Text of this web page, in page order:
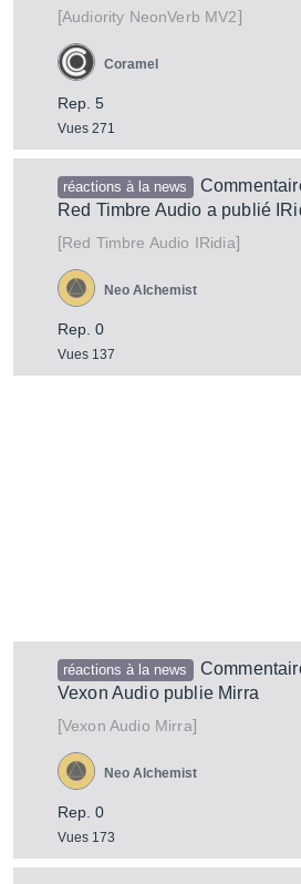
[Audiority NeonVerb MV2]
Rep. 5
Vues 271
Coramel
réactions à la news
Red Timbre Audio a publié
[Red Timbre Audio IRidia]
Rep. 0
Vues 137
Neo Alchemist
réactions à la news
Vexon Audio publie Mirra
[Vexon Audio Mirra]
Rep. 0
Vues 173
Neo Alchemist